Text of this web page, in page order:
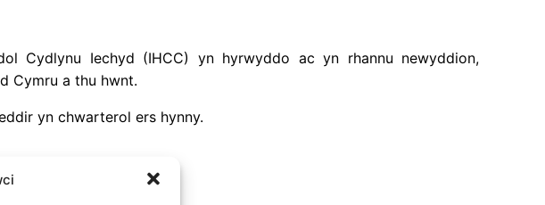
Cydlynu Iechyd (IHCC) yn hyrwyddo ac yn rhannu newyddion,
Cymru a thu hwnt.
yn chwarterol ers hynny.